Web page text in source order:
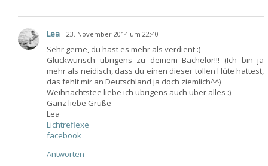
Lea 23. November 2014 um 22:40
Sehr gerne, du hast es mehr als verdient :)
Glückwunsch übrigens zu deinem Bachelor!!! (Ich bin ja
mehr als neidisch, dass du einen dieser tollen Hüte hattest,
das fehlt mir an Deutschland ja doch ziemlich^^)
Weihnachtstee liebe ich übrigens auch über alles :)
Ganz liebe Grüße
Lea
Lichtreflexe
facebook
Antworten